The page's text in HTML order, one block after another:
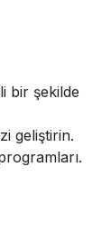
bir şekilde
geliştirin.